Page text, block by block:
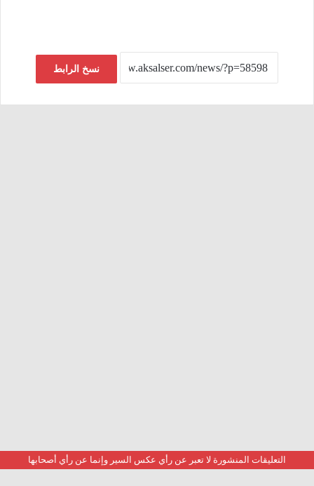
نسخ الرابط
التعليقات المنشورة لا تعبر عن رأي عكس السير وإنما عن رأي أصحابها